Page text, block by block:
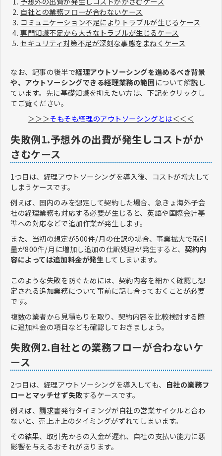
自社との業務フローが合わないケース
コミュニケーション不足によりトラブルが生じるケース
専門知識不足から大きなトラブルが生じるケース
セキュリティ対策不足が深刻な事態をまねくケース
なお、記事の後半で経理アウトソーシングを進めるべき背景
や、アウトソーシングできる経理業務の範囲について解説し
ています。先に基礎知識を抑えたい方は、下記をクリックし
てご覧ください。
＞＞＞そもそも経理のアウトソーシングとは＜＜＜
失敗例1.予想外の出費が発生しコストがか
さむケース
1つ目は、経理アウトソーシングを導入後、コストが増大して
しまうケースです。
例えば、国内のみを想定して契約した場合、急きょ海外子会
社の経理業務も対応する必要が生じると、英語や国際会計基
準への対応などで追加作業が発生します。
また、当初の想定が500件/月の仕訳の場合、事業拡大で取引
量が800件/月に増加し追加の仕訳処理が発生すると、 契約内
容によっては追加料金が発生 してしまいます。
このような失敗を防ぐためには、契約内容を細かく確認し想
定される追加業務について事前に話し合っておくことが必要
です。
複数の業者から見積もりを取り、契約内容を比較検討する際
に追加料金の項目なども確認しておきましょう。
失敗例2.自社との業務フローが合わないケ
ース
2つ目は、経理アウトソーシングを導入しても、
自社の業務フ
ローとマッチせず失敗するケースです。
例えば、請求書発行タイミングが自社の営業サイクルと合わ
ないと、売上計上のタイミングがずれてしまいます。
その結果、取引先からの入金が遅れ、自社の支払い能力に悪
影響を与えるおそれがあります。